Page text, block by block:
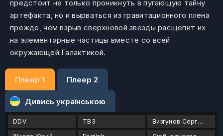
предстоит не только проникнуть в пугающую тайну
артефакта, но и вырваться из гравитационного плена
прежде, чем взрыв сверхновой звезды расщепит их
на элементарные частицы вместе со всей
окружающей Галактикой.
Плеер 1 Плеер 2
Дивись українською
DDV ТВ3
Визгунов Сергей